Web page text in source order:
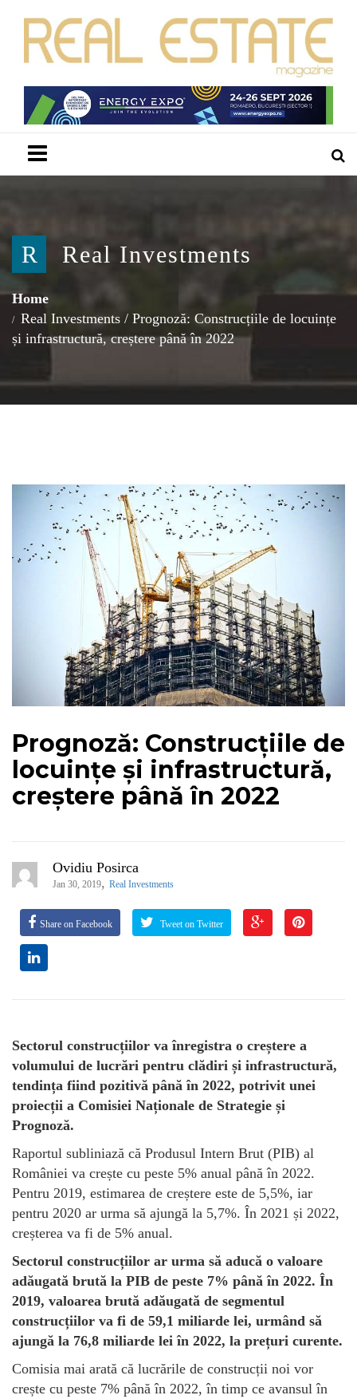
R Real Investments
Home
Real Investments / Prognoză: Construcțiile de locuințe
și infrastructură, creștere până în 2022
Prognoză: Construcțiile de
locuințe și infrastructură,
creștere până în 2022
Ovidiu Posirca
Jan 30, 2019, Real Investments
Share on Facebook Tweet on Twitter
Sectorul construcțiilor va înregistra o creștere a
volumului de lucrări pentru clădiri și infrastructură,
tendința fiind pozitivă până în 2022, potrivit unei
proiecții a Comisiei Naționale de Strategie și
Prognoză.
Raportul subliniază că Produsul Intern Brut (PIB) al
României va crește cu peste 5% anual până în 2022.
Pentru 2019, estimarea de creștere este de 5,5%, iar
pentru 2020 ar urma să ajungă la 5,7%. În 2021 și 2022,
creșterea va fi de 5% anual.
Sectorul construcțiilor ar urma să aducă o valoare
adăugată brută la PIB de peste 7% până în 2022. În
2019, valoarea brută adăugată de segmentul
construcțiilor va fi de 59,1 miliarde lei, urmând să
ajungă la 76,8 miliarde lei în 2022, la prețuri curente.
Comisia mai arată că lucrările de construcții noi vor
crește cu peste 7% până în 2022, în timp ce avansul în